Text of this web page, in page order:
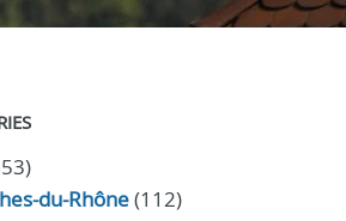
du-Rhône(112)